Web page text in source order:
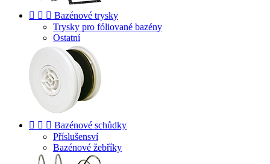
   Bazénové trysky
Trysky pro fóliované bazény
Ostatní
   Bazénové schůdky
Příslušensví
Bazénové žebříky